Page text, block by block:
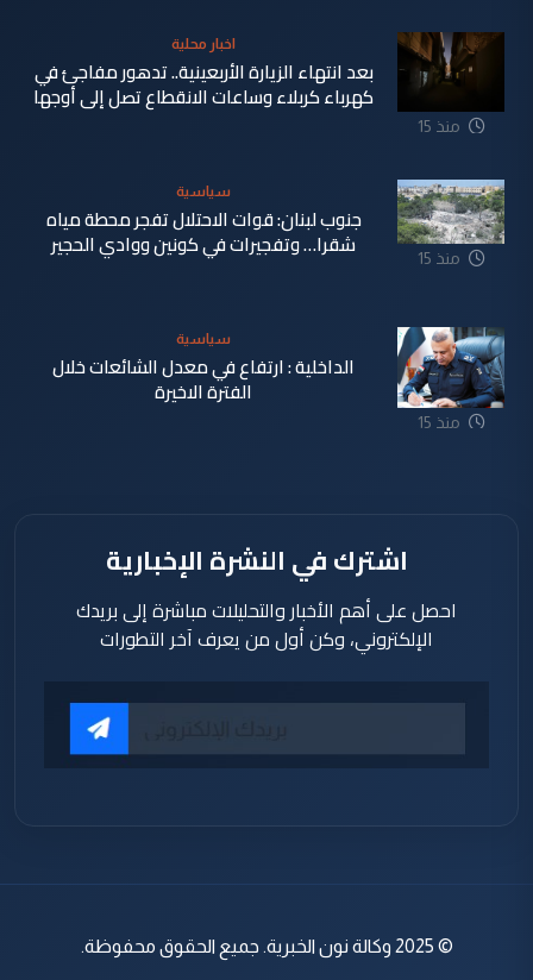
منذ 15
اخبار محلية
بعد انتهاء الزيارة الأربعينية.. تدهور مفاجئ في
كهرباء كربلاء وساعات الانقطاع تصل إلى أوجها
منذ 15
سياسية
جنوب لبنان: قوات الاحتلال تفجر محطة مياه
شقرا… وتفجيرات في كونين ووادي الحجير
منذ 15
سياسية
الداخلية : ارتفاع في معدل الشائعات خلال
الفترة الاخيرة
اشترك في النشرة الإخبارية
احصل على أهم الأخبار والتحليلات مباشرة إلى بريدك
الإلكتروني، وكن أول من يعرف آخر التطورات
© 2025 وكالة نون الخبرية. جميع الحقوق محفوظة.